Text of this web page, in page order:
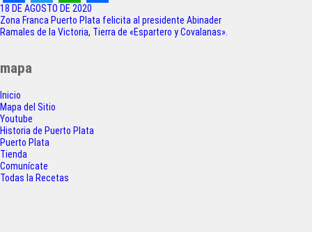
F
a
c
e
b
o
o
k
T
w
t
t
e
r
W
h
A
p
S
h
18 DE AGOSTO DE 2020
Navegación
de
Zona Franca Puerto Plata felicita al presidente Abinader
Ramales de la Victoria, Tierra de «Espartero y Covalanas».
mapa
Inicio
Mapa del Sitio
Youtube
Historia de Puerto Plata
Puerto Plata
Tienda
Comunícate
Todas la Recetas